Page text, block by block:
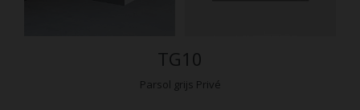
TG10
Parsol grijs Privé